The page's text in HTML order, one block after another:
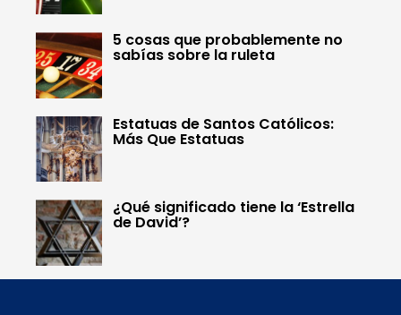
5 cosas que probablemente no
sabías sobre la ruleta
Estatuas de Santos Católicos:
Más Que Estatuas
¿Qué significado tiene la ‘Estrella
de David’?